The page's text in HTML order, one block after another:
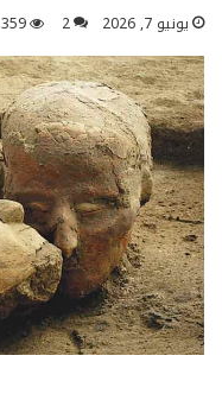
يونيو 7, 2026 2
359